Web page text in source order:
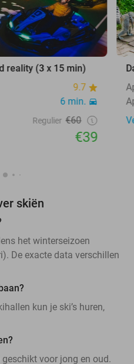
reality (3 x 15 min)
9.7
6 min.
Regulier €60
€39
skiën
het winterseizoen
De exacte data verschillen
kun je ski’s huren,
voor jong en oud.